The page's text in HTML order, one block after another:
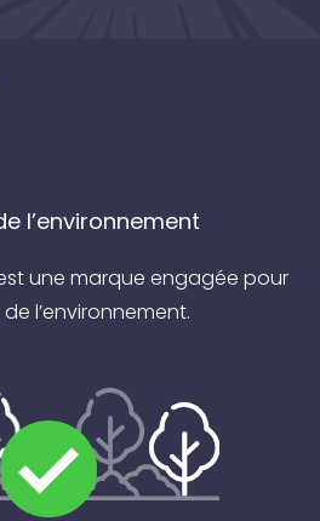
l’environnement
une marque engagée pour
l’environnement.